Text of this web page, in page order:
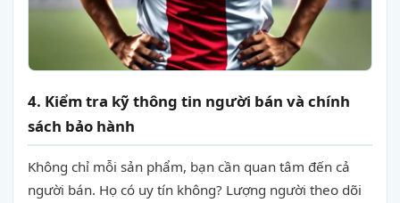
4. Kiểm tra kỹ thông tin người bán và chính
sách bảo hành
Không chỉ mỗi sản phẩm, bạn cần quan tâm đến cả
người bán. Họ có uy tín không? Lượng người theo dõi